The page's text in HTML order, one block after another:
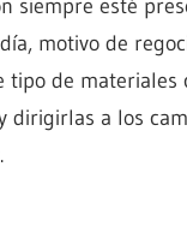
siempre esté
motivo de
tipo de
dirigirlas a los